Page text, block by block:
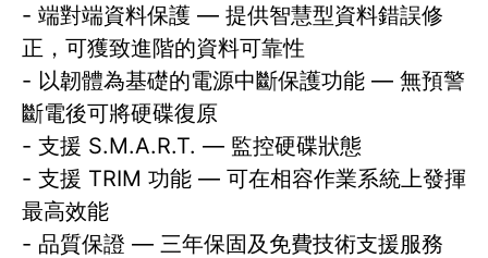
- 端對端資料保護 — 提供智慧型資料錯誤修
正，可獲致進階的資料可靠性
- 以韌體為基礎的電源中斷保護功能 — 無預警
斷電後可將硬碟復原
- 支援 S.M.A.R.T. — 監控硬碟狀態
- 支援 TRIM 功能 — 可在相容作業系統上發揮
最高效能
- 品質保證 — 三年保固及免費技術支援服務